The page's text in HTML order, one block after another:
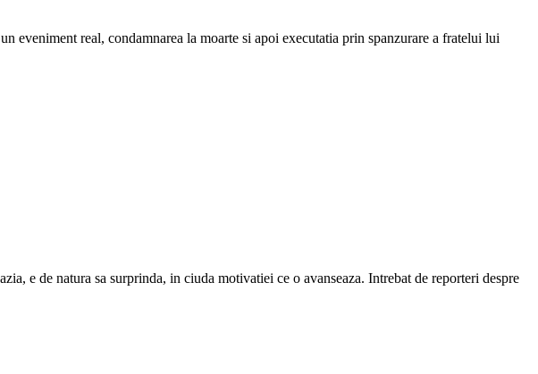
eveniment real, condamnarea la moarte si apoi executatia prin spanzurare a fratelui lui
e de natura sa surprinda, in ciuda motivatiei ce o avanseaza. Intrebat de reporteri despre